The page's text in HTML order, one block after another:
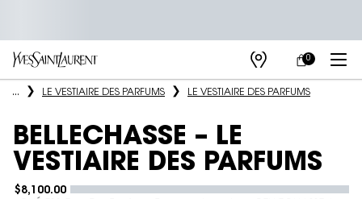
TIENDAS
MI
CARRITO
0
0 PRODUCTO
Main content
... LE VESTIAIRE DES PARFUMS​ LE VESTIAIRE DES PARFUMS
BELLECHASSE – LE
VESTIAIRE DES PARFUMS
$8,100.00